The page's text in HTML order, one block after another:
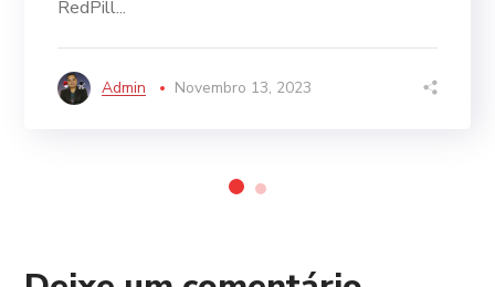
RedPill...
Admin Novembro 13, 2023